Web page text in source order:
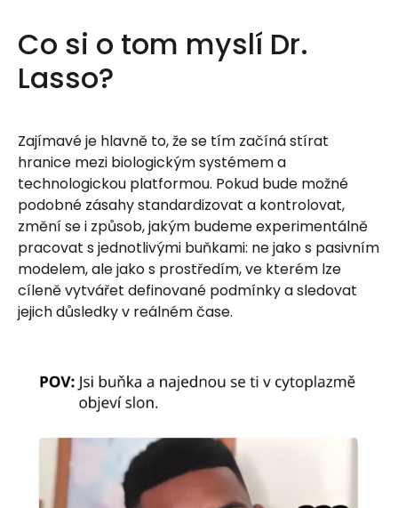
Co si o tom myslí Dr.
Lasso?
Zajímavé je hlavně to, že se tím začíná stírat
hranice mezi biologickým systémem a
technologickou platformou. Pokud bude možné
podobné zásahy standardizovat a kontrolovat,
změní se i způsob, jakým budeme experimentálně
pracovat s jednotlivými buňkami: ne jako s pasivním
modelem, ale jako s prostředím, ve kterém lze
cíleně vytvářet definované podmínky a sledovat
jejich důsledky v reálném čase.